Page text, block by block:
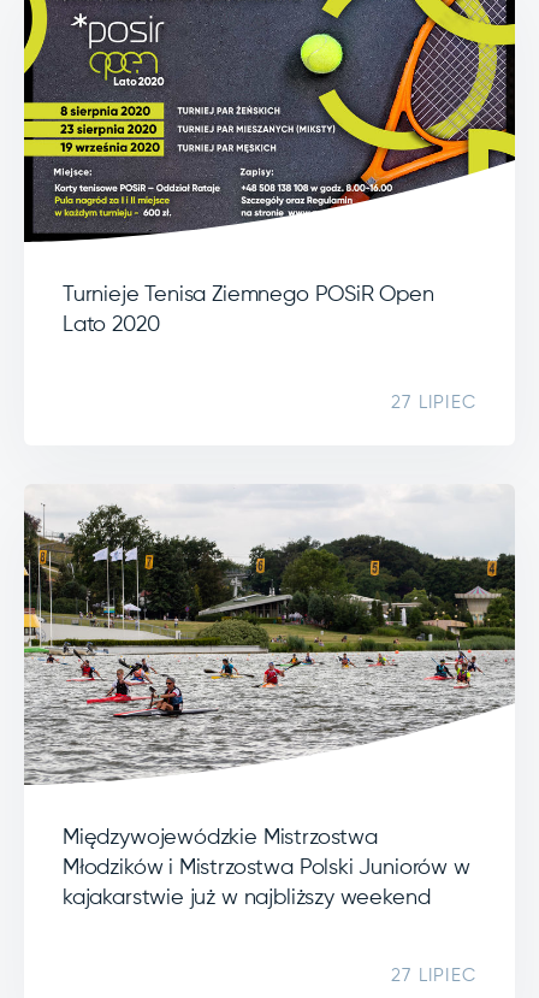
Turnieje Tenisa Ziemnego POSiR Open
Lato 2020
27 LIPIEC
Międzywojewódzkie Mistrzostwa
Młodzików i Mistrzostwa Polski Juniorów w
kajakarstwie już w najbliższy weekend
27 LIPIEC